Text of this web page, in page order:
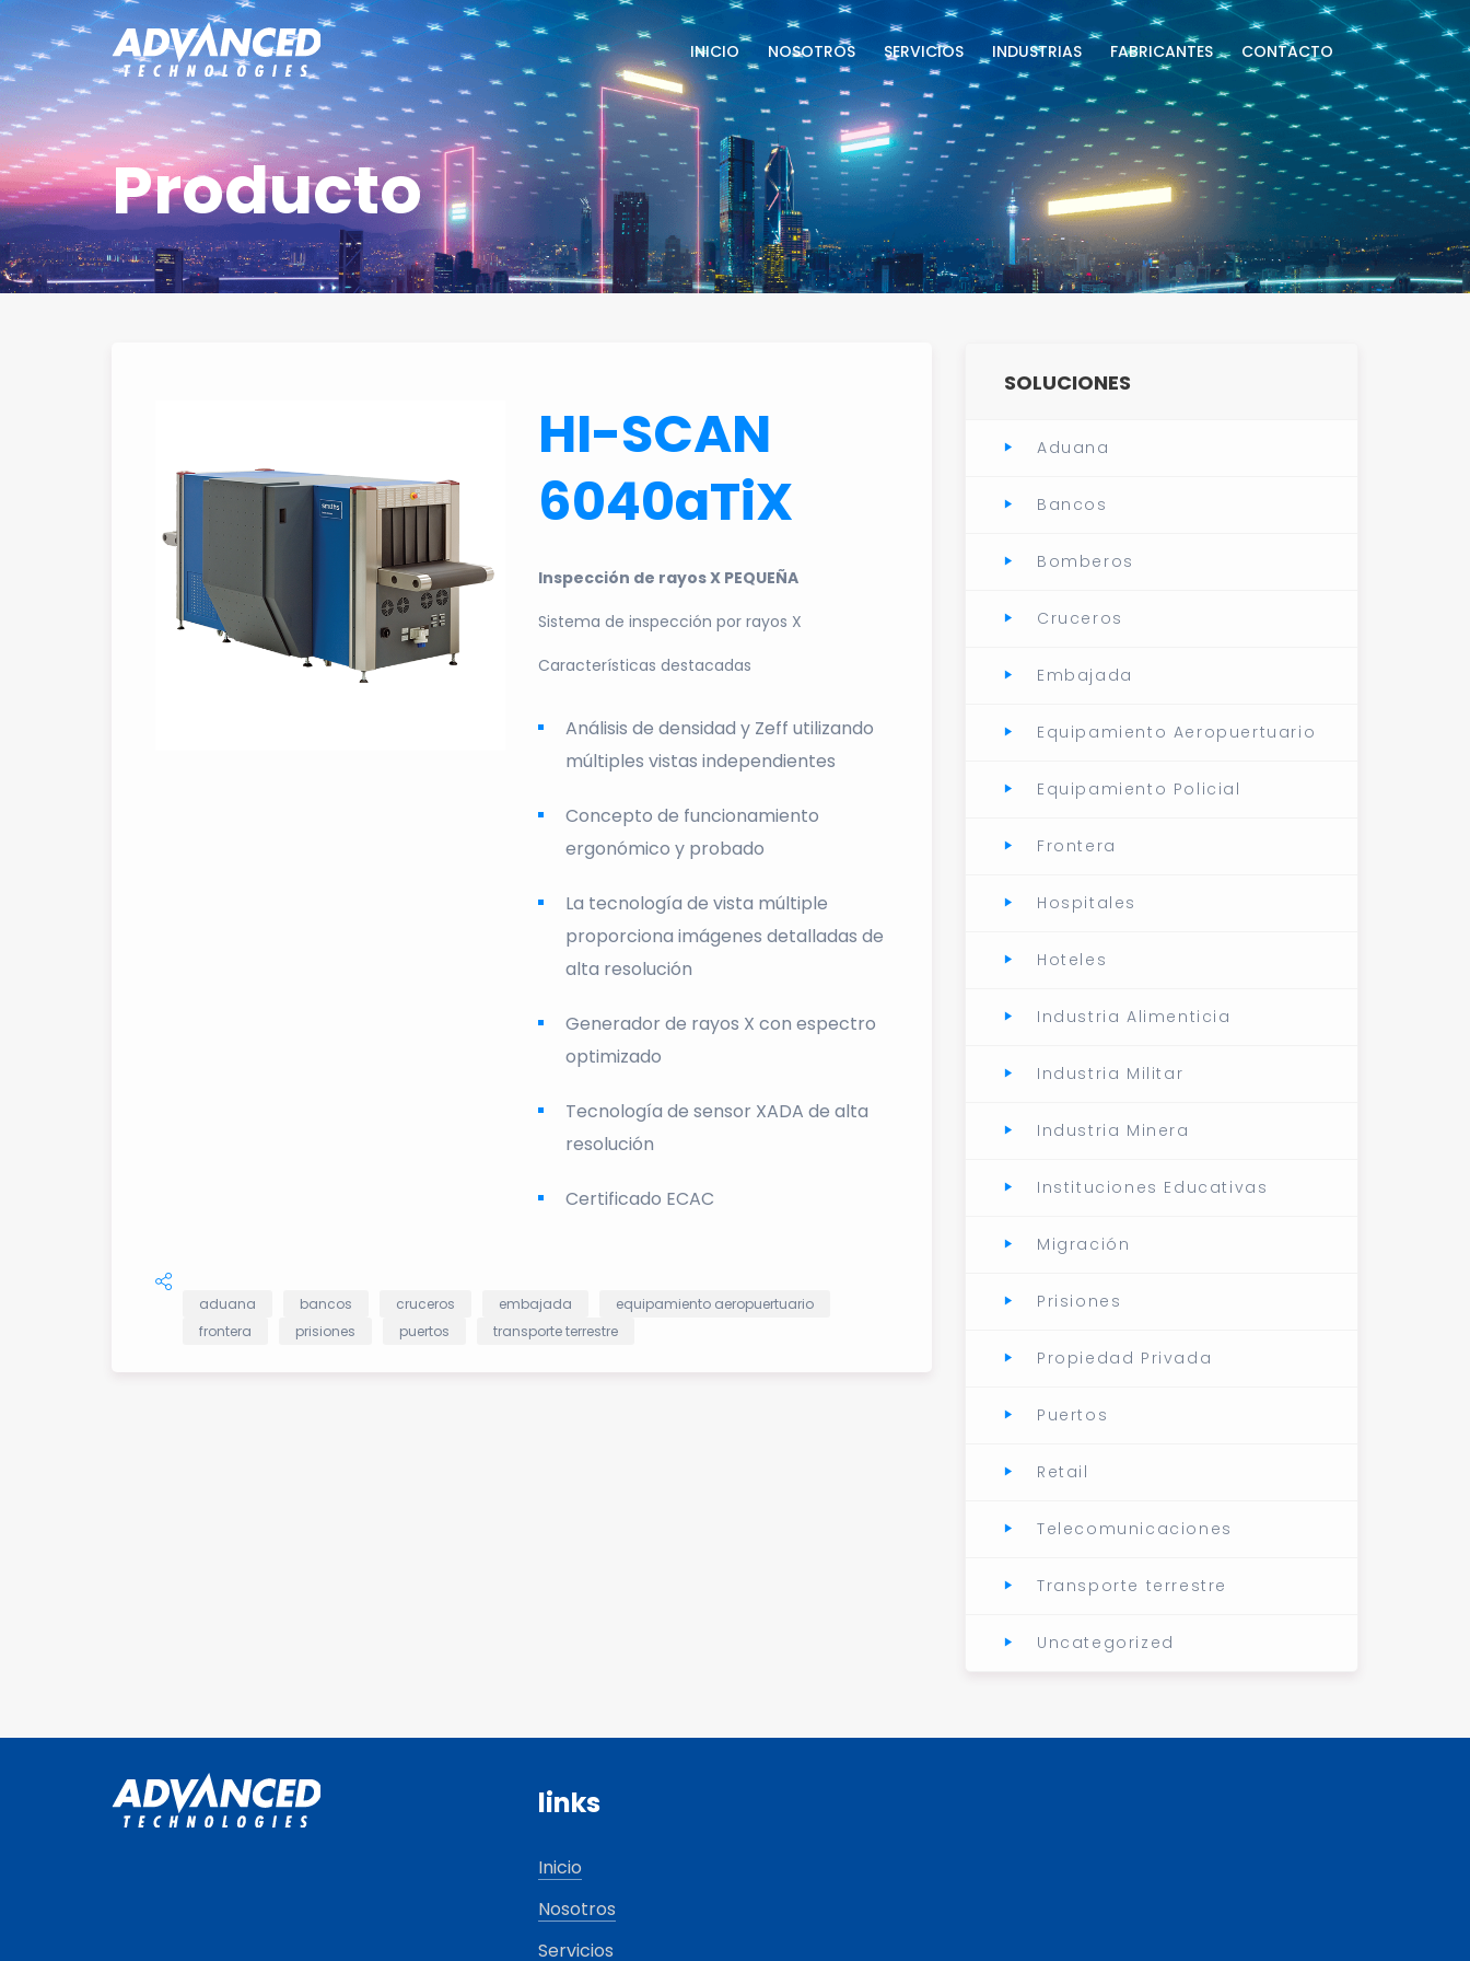
INICIO NOSOTROS SERVICIOS INDUSTRIAS FABRICANTES CONTACTO
Producto
HI-SCAN
6040aTiX
Inspección de rayos X PEQUEÑA
Sistema de inspección por rayos X
Características destacadas
Análisis de densidad y Zeff utilizando
múltiples vistas independientes
Concepto de funcionamiento
ergonómico y probado
La tecnología de vista múltiple
proporciona imágenes detalladas de
alta resolución
Generador de rayos X con espectro
optimizado
Tecnología de sensor XADA de alta
resolución
Certificado ECAC
aduana bancos cruceros embajada
equipamiento aeropuertuario
frontera
prisiones puertos transporte terrestre
SOLUCIONES
Aduana
Bancos
Bomberos
Cruceros
Embajada
Equipamiento Aeropuertuario
Equipamiento Policial
Frontera
Hospitales
Hoteles
Industria Alimenticia
Industria Militar
Industria Minera
Instituciones Educativas
Migración
Prisiones
Propiedad Privada
Puertos
Retail
Telecomunicaciones
Transporte terrestre
Uncategorized
links
Inicio
Nosotros
Servicios